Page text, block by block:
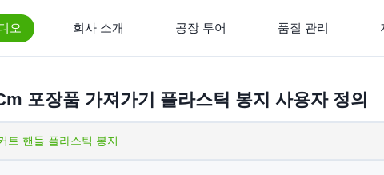
오 회사 소개 공장 투어 품질 관리
포장품 가져가기 플라스틱 봉지 사용자 정의
트 핸들 플라스틱 봉지